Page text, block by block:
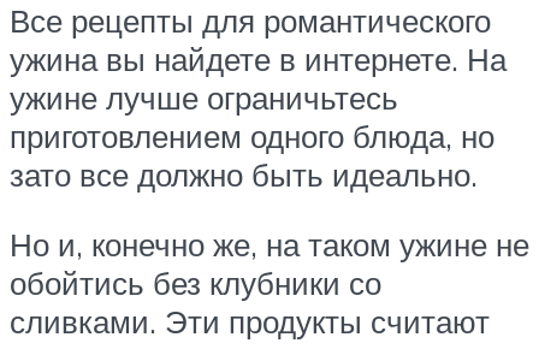
Все рецепты для романтического
ужина вы найдете в интернете. На
ужине лучше ограничьтесь
приготовлением одного блюда, но
зато все должно быть идеально.
Но и, конечно же, на таком ужине не
обойтись без клубники со
сливками. Эти продукты считают